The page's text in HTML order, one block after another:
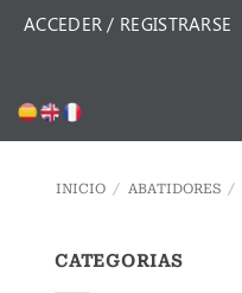
ACCEDER / REGISTRARSE
INICIO / ABATIDORES /
CATEGORIAS